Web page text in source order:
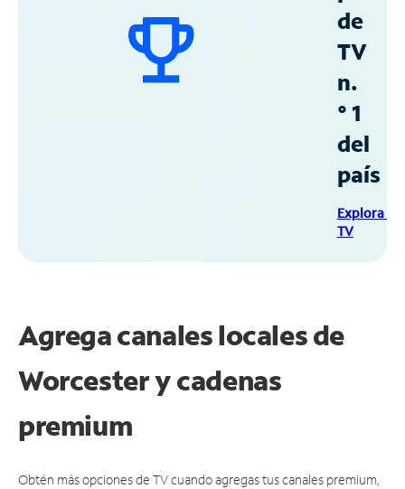
de
TV
n.
° 1
del
país
Explora
TV
Agrega canales locales de
Worcester y cadenas
premium
Obtén más opciones de TV cuando agregas tus canales premium,